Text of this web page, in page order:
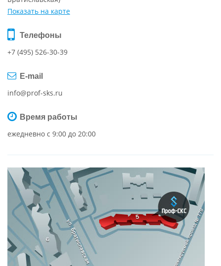
Показать на карте
Телефоны
+7 (495) 526-30-39
E-mail
info@prof-sks.ru
Время работы
ежедневно с 9:00 до 20:00